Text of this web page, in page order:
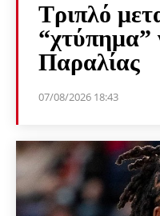
Τριπλό
“χτύπημα”
Παραλίας
07/08/2026 18:43